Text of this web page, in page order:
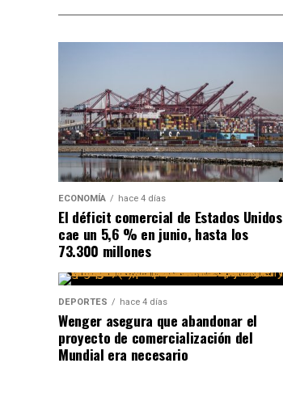
ECONOMÍA hace 4 días
El déficit comercial de Estados Unidos
cae un 5,6 % en junio, hasta los
73.300 millones
DEPORTES hace 4 días
Wenger asegura que abandonar el
proyecto de comercialización del
Mundial era necesario